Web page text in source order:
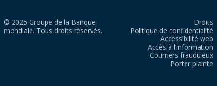
© 2025 Groupe de la Banque
mondiale. Tous droits réservés.
Droits
Politique de confidentialité
Accessibilité web
Accès à l’information
Courriers frauduleux
Porter plainte